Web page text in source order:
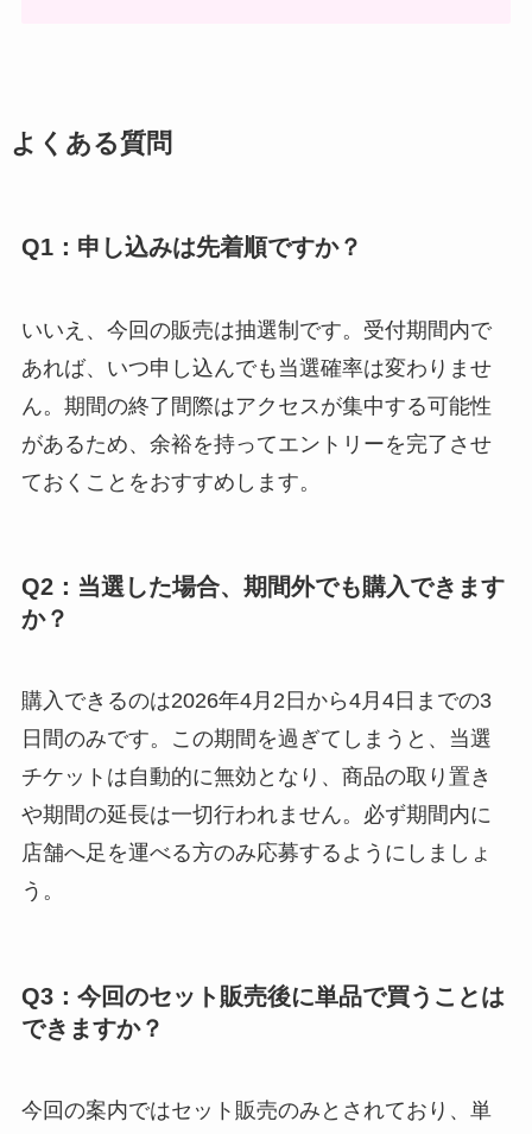
よくある質問
Q1：申し込みは先着順ですか？
いいえ、今回の販売は抽選制です。受付期間内で
あれば、いつ申し込んでも当選確率は変わりませ
ん。期間の終了間際はアクセスが集中する可能性
があるため、余裕を持ってエントリーを完了させ
ておくことをおすすめします。
Q2：当選した場合、期間外でも購入できます
か？
購入できるのは2026年4月2日から4月4日までの3
日間のみです。この期間を過ぎてしまうと、当選
チケットは自動的に無効となり、商品の取り置き
や期間の延長は一切行われません。必ず期間内に
店舗へ足を運べる方のみ応募するようにしましょ
う。
Q3：今回のセット販売後に単品で買うことは
できますか？
今回の案内ではセット販売のみとされており、単